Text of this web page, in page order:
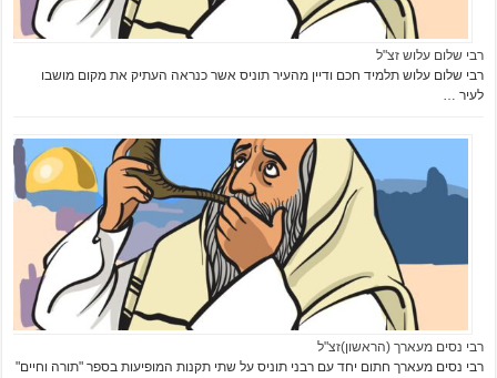
רבי שלום עלוש זצ"ל
רבי שלום עלוש תלמיד חכם ודיין מהעיר תוניס אשר כנראה העתיק את מקום מושבו
לעיר …
רבי נסים מעארך (הראשון)זצ"ל
רבי נסים מעארך חתום יחד עם רבני תוניס על שתי תקנות המופיעות בספר "תורה וחיים"